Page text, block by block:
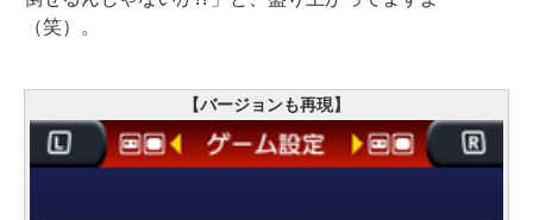
（笑）。
【バージョンも再現】